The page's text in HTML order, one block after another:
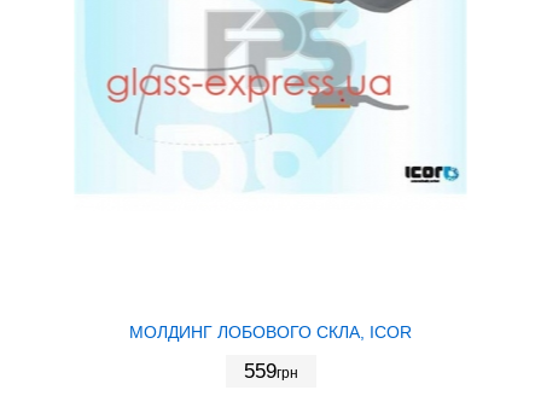
МОЛДИНГ ЛОБОВОГО СКЛА, ICOR
559грн